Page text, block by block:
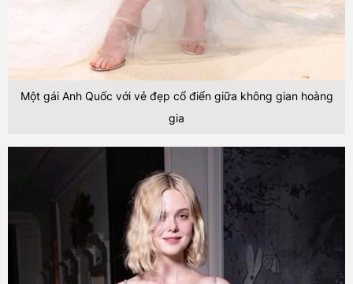
Một gái Anh Quốc với vẻ đẹp cổ điển giữa không gian hoàng
gia